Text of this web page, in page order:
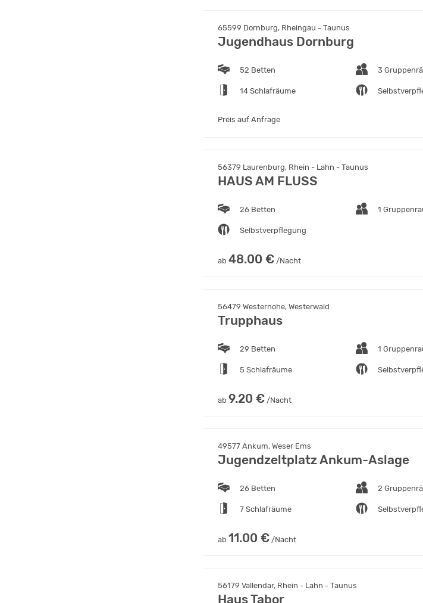
65599 Dornburg, Rheingau - Taunus
Jugendhaus Dornburg
52 Betten 3
14 Schlafräume
Preis auf Anfrage
56379 Laurenburg, Rhein - Lahn - Taunus
HAUS AM FLUSS
26 Betten 1
Selbstverpflegung
ab 48.00 € /Nacht
56479 Westernohe, Westerwald
Trupphaus
29 Betten 1
5 Schlafräume
ab 9.20 € /Nacht
49577 Ankum, Weser Ems
Jugendzeltplatz Ankum-Aslage
26 Betten 2
7 Schlafräume
ab 11.00 € /Nacht
56179 Vallendar, Rhein - Lahn - Taunus
Haus Tabor